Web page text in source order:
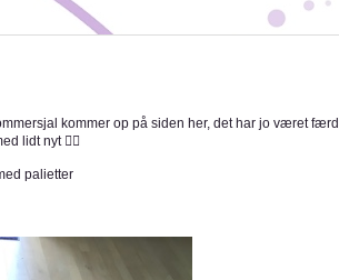
kommer op på siden her, det har jo været
lidt nyt 👍🏻
palietter